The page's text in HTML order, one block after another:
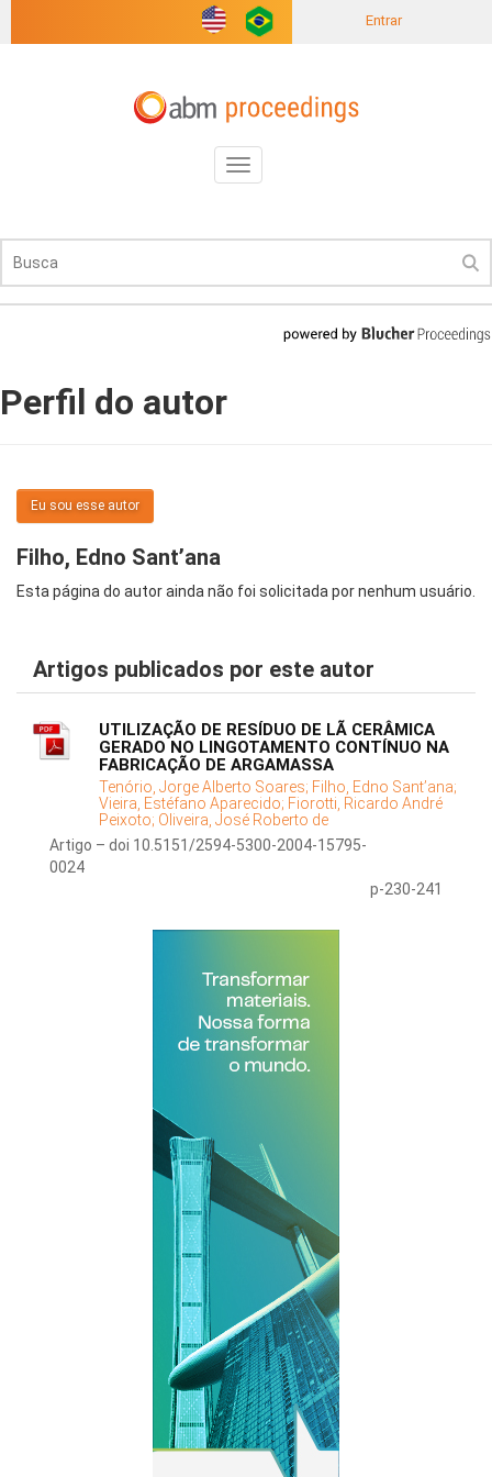
Entrar
Toggle
navigation
Perfil do autor
Eu sou esse autor
Filho, Edno Sant’ana
Esta página do autor ainda não foi solicitada por nenhum usuário.
Artigos publicados por este autor
UTILIZAÇÃO DE RESÍDUO DE LÃ CERÂMICA
GERADO NO LINGOTAMENTO CONTÍNUO NA
FABRICAÇÃO DE ARGAMASSA
Tenório, Jorge Alberto Soares; Filho, Edno Sant’ana;
Vieira, Estéfano Aparecido; Fiorotti, Ricardo André
Peixoto; Oliveira, José Roberto de
Artigo – doi 10.5151/2594-5300-2004-15795-
0024
p-230-241